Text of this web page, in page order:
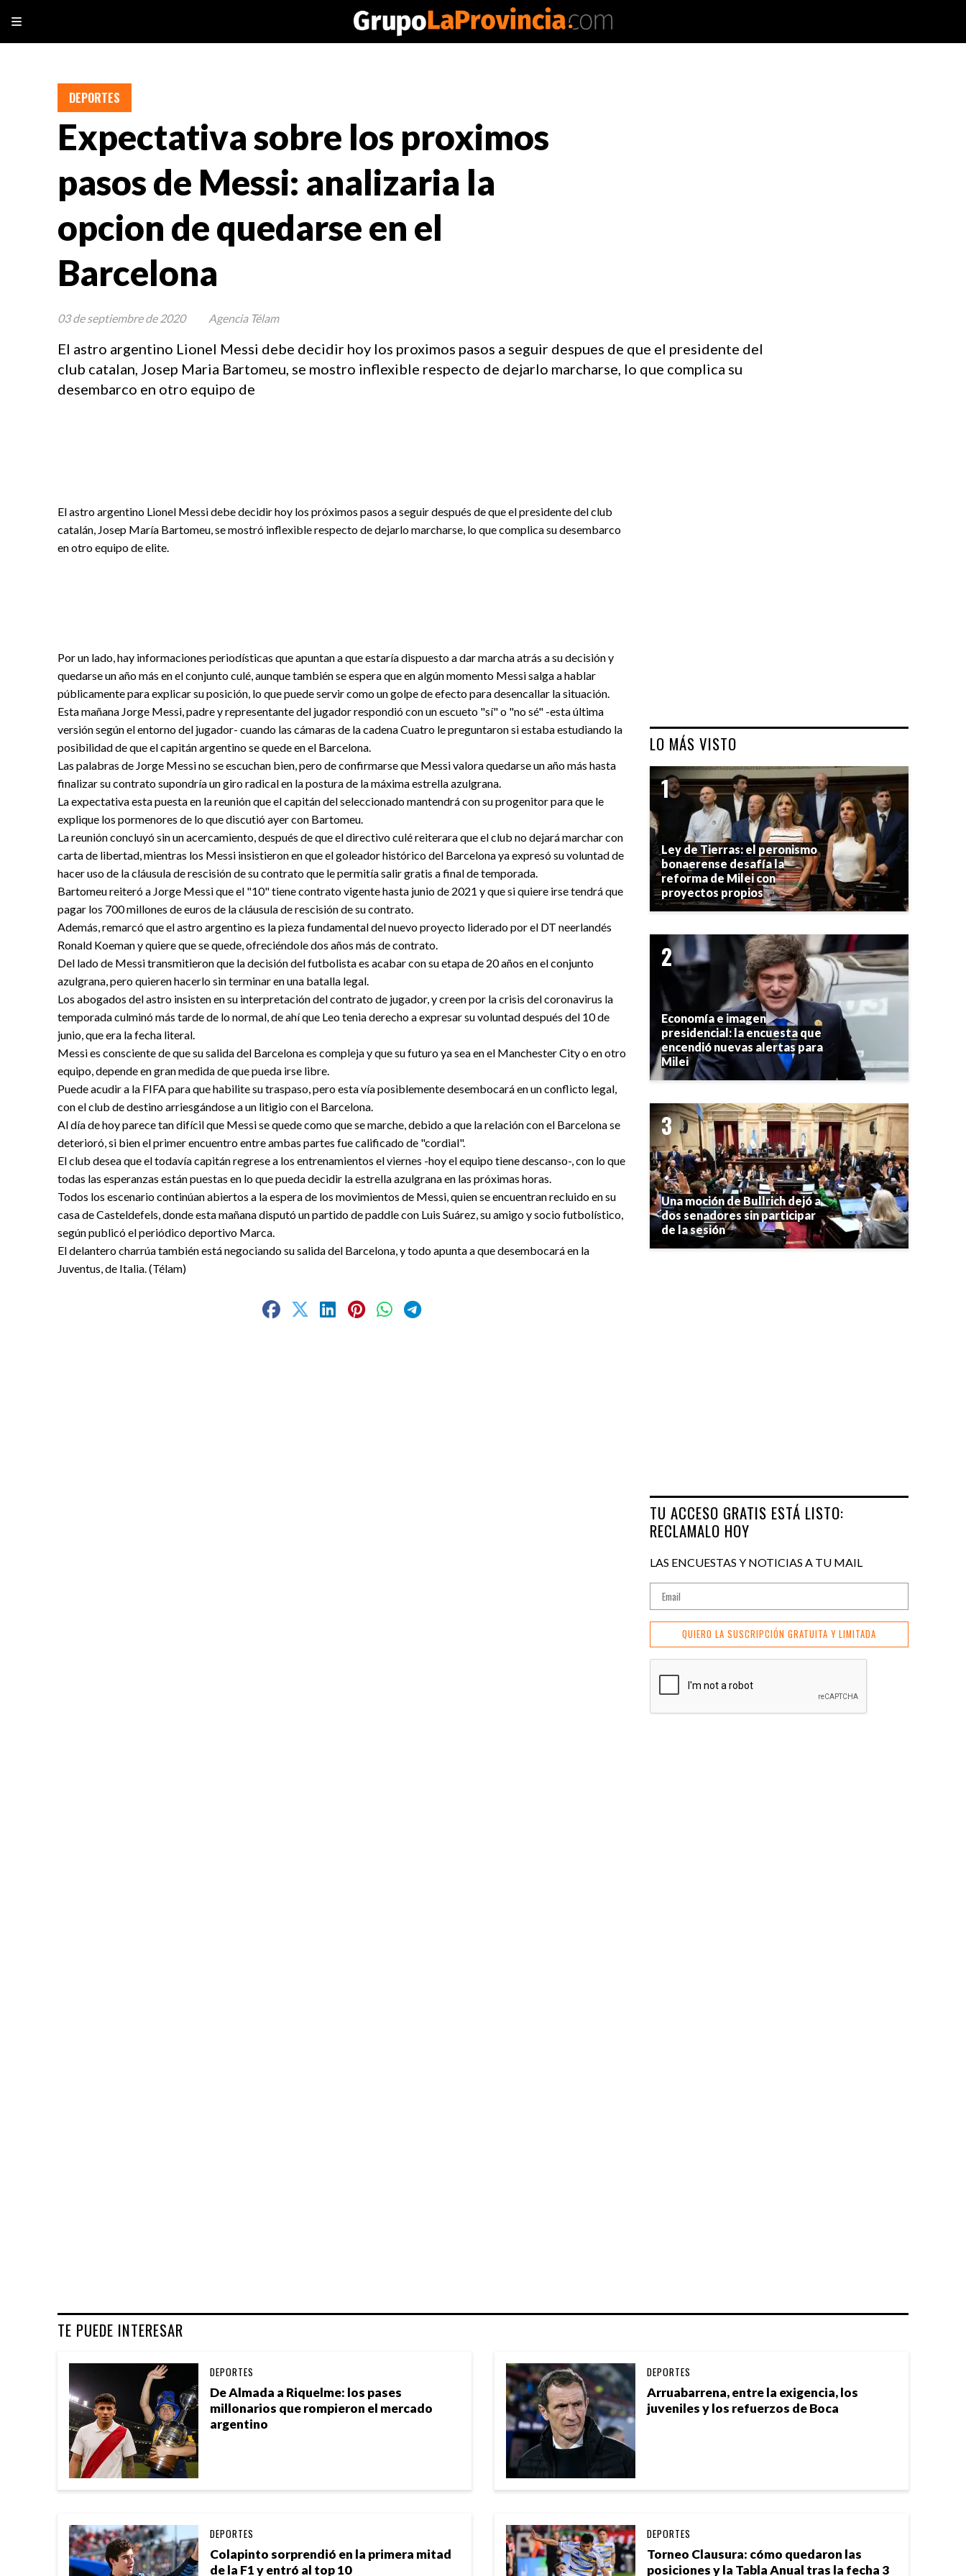
Expectativa sobre los proximos
pasos de Messi: analizaria la
opcion de quedarse en el
Barcelona
El astro argentino Lionel Messi debe decidir hoy los proximos pasos a seguir despues de que el presidente del
club catalan, Josep Maria Bartomeu, se mostro inflexible respecto de dejarlo marcharse, lo que complica su
desembarco en otro equipo de
DEPORTES
03 de septiembre de 2020 Agencia Télam
El astro argentino Lionel Messi debe decidir hoy los próximos pasos a seguir después de que el presidente del club
catalán, Josep María Bartomeu, se mostró inflexible respecto de dejarlo marcharse, lo que complica su desembarco
en otro equipo de elite.
Por un lado, hay informaciones periodísticas que apuntan a que estaría dispuesto a dar marcha atrás a su decisión y
quedarse un año más en el conjunto culé, aunque también se espera que en algún momento Messi salga a hablar
públicamente para explicar su posición, lo que puede servir como un golpe de efecto para desencallar la situación.
Esta mañana Jorge Messi, padre y representante del jugador respondió con un escueto "sí" o "no sé" -esta última
versión según el entorno del jugador- cuando las cámaras de la cadena Cuatro le preguntaron si estaba estudiando la
posibilidad de que el capitán argentino se quede en el Barcelona.
Las palabras de Jorge Messi no se escuchan bien, pero de confirmarse que Messi valora quedarse un año más hasta
finalizar su contrato supondría un giro radical en la postura de la máxima estrella azulgrana.
La expectativa esta puesta en la reunión que el capitán del seleccionado mantendrá con su progenitor para que le
explique los pormenores de lo que discutió ayer con Bartomeu.
La reunión concluyó sin un acercamiento, después de que el directivo culé reiterara que el club no dejará marchar con
carta de libertad, mientras los Messi insistieron en que el goleador histórico del Barcelona ya expresó su voluntad de
hacer uso de la cláusula de rescisión de su contrato que le permitía salir gratis a final de temporada.
Bartomeu reiteró a Jorge Messi que el "10" tiene contrato vigente hasta junio de 2021 y que si quiere irse tendrá que
pagar los 700 millones de euros de la cláusula de rescisión de su contrato.
Además, remarcó que el astro argentino es la pieza fundamental del nuevo proyecto liderado por el DT neerlandés
Ronald Koeman y quiere que se quede, ofreciéndole dos años más de contrato.
Del lado de Messi transmitieron que la decisión del futbolista es acabar con su etapa de 20 años en el conjunto
azulgrana, pero quieren hacerlo sin terminar en una batalla legal.
Los abogados del astro insisten en su interpretación del contrato de jugador, y creen por la crisis del coronavirus la
temporada culminó más tarde de lo normal, de ahí que Leo tenia derecho a expresar su voluntad después del 10 de
junio, que era la fecha literal.
Messi es consciente de que su salida del Barcelona es compleja y que su futuro ya sea en el Manchester City o en otro
equipo, depende en gran medida de que pueda irse libre.
Puede acudir a la FIFA para que habilite su traspaso, pero esta vía posiblemente desembocará en un conflicto legal,
con el club de destino arriesgándose a un litigio con el Barcelona.
Al día de hoy parece tan difícil que Messi se quede como que se marche, debido a que la relación con el Barcelona se
deterioró, si bien el primer encuentro entre ambas partes fue calificado de "cordial".
El club desea que el todavía capitán regrese a los entrenamientos el viernes -hoy el equipo tiene descanso-, con lo que
todas las esperanzas están puestas en lo que pueda decidir la estrella azulgrana en las próximas horas.
Todos los escenario continúan abiertos a la espera de los movimientos de Messi, quien se encuentran recluido en su
casa de Casteldefels, donde esta mañana disputó un partido de paddle con Luis Suárez, su amigo y socio futbolístico,
según publicó el periódico deportivo Marca.
El delantero charrúa también está negociando su salida del Barcelona, y todo apunta a que desembocará en la
Juventus, de Italia. (Télam)
TE PUEDE INTERESAR
De Almada a Riquelme: los pases
millonarios que rompieron el mercado
argentino
DEPORTES
Arruabarrena, entre la exigencia, los
juveniles y los refuerzos de Boca
DEPORTES
Colapinto sorprendió en la primera mitad
de la F1 y entró al top 10
DEPORTES
Torneo Clausura: cómo quedaron las
posiciones y la Tabla Anual tras la fecha 3
DEPORTES
LO MÁS VISTO
Ley de Tierras: el peronismo
bonaerense desafía la
reforma de Milei con
proyectos propios
Economía e imagen
presidencial: la encuesta que
encendió nuevas alertas para
Milei
Una moción de Bullrich dejó a
dos senadores sin participar
de la sesión
TU ACCESO GRATIS ESTÁ LISTO:
RECLAMALO HOY
LAS ENCUESTAS Y NOTICIAS A TU MAIL
QUIERO LA SUSCRIPCIÓN GRATUITA Y LIMITADA